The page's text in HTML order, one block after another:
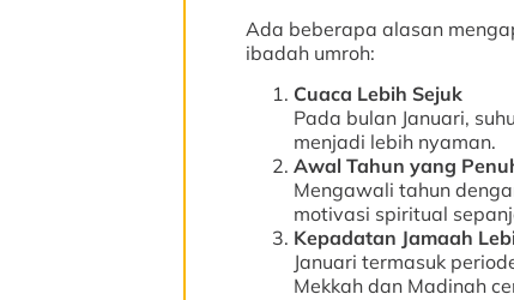
Ada beberapa alasan
ibadah umroh:
Cuaca Lebih Sejuk
Pada bulan Januari,
menjadi lebih nyaman.
Awal Tahun yang
Mengawali tahun
motivasi spiritual
Kepadatan Jamaah
Januari termasuk
Mekkah dan Madinah